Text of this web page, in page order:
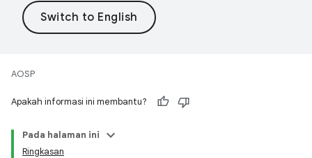
AOSP
Apakah informasi ini membantu?
Pada halaman ini
Ringkasan